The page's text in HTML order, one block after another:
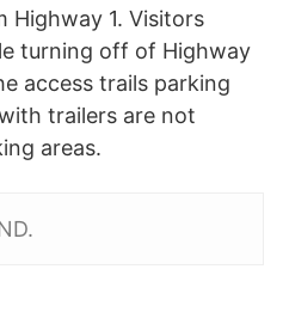
Highway 1. Visitors
turning off of Highway
access trails parking
trailers are not
areas.